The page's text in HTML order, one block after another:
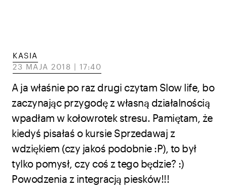
KASIA
23 MAJA 2018 | 17:40
A ja właśnie po raz drugi czytam Slow life, bo
zaczynając przygodę z własną działalnością
wpadłam w kołowrotek stresu. Pamiętam, że
kiedyś pisałaś o kursie Sprzedawaj z
wdziękiem (czy jakoś podobnie :P), to był
tylko pomysł, czy coś z tego będzie? :)
Powodzenia z integracją piesków!!!